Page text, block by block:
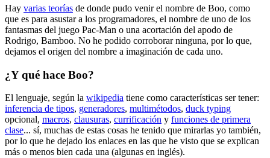
Hay varias teorías de donde pudo venir el nombre de Boo, como
que es para asustar a los programadores, el nombre de uno de los
fantasmas del juego Pac-Man o una acortación del apodo de
Rodrigo, Bamboo. No he podido corroborar ninguna, por lo que,
dejamos el origen del nombre a imaginación de cada uno.
¿Y qué hace Boo?
El lenguaje, según la wikipedia tiene como características ser tener:
inferencia de tipos, generadores, multimétodos, duck typing
opcional, macros, clausuras, currificación y funciones de primera
clase... sí, muchas de estas cosas he tenido que mirarlas yo también,
por lo que he dejado los enlaces en las que he visto que se explican
más o menos bien cada una (algunas en inglés).